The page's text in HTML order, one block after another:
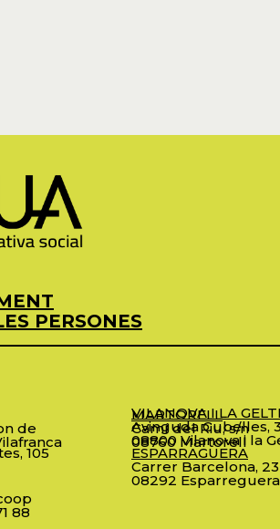
PERSONES
de
105
88
MARTORELL
Camí del Riu, s/n
08760 Martorell
VILANOVA I LA
Avinguda Cubelles,
08800 Vilanova i la
ESPARRAGUERA
Carrer Barcelona, 23
08292 Esparreguera